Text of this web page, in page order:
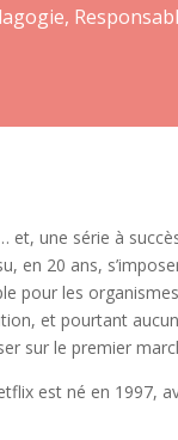
,
une série à
en 20 ans,
pour les
et pourtant aucun
sur le premier
est né en 1997,